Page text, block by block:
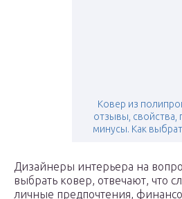
Ковер из
отзывы, свойства,
минусы. Как
Дизайнеры интерьера на
выбрать ковер, отвечают, что
личные предпочтения,